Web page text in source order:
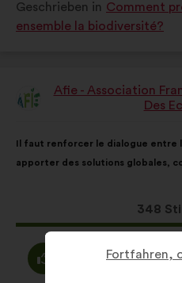
in:
Geschrieben in Comment
ensemble la biodiversité?
Vorschlag
Afie - Association
Des
des
Vorschlags:
Il faut renforcer le dialogue entre
apporter des solutions globales,
Dieser
erhielt:
348
folgender
Aufteilung:
Ich
stimme
Fortfahren,